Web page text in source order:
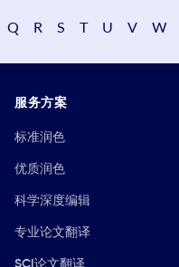
Q R S T U V W